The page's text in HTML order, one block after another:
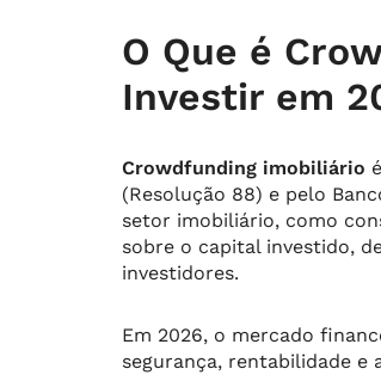
O Que é
Investir em
Crowdfunding imobiliário
(Resolução 88) e pelo
setor imobiliário, como
sobre o capital investido,
investidores.
Em 2026, o mercado
segurança, rentabilidade e